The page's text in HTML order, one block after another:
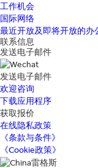
工作机会
国际网络
最近开放及即将开放的办
联系信息
发送电子邮件
发送电子邮件
欢迎咨询
下载应用程序
获取报价
在线隐私政策
《条款与条件》
《Cookie政策》